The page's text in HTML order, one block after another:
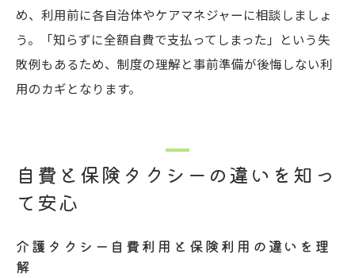
め、利用前に各自治体やケアマネジャーに相談しましょ
う。「知らずに全額自費で支払ってしまった」という失
敗例もあるため、制度の理解と事前準備が後悔しない利
用のカギとなります。
自費と保険タクシーの違いを知っ
て安心
介護タクシー自費利用と保険利用の違いを理
解